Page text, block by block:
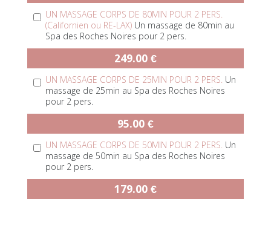
UN MASSAGE CORPS DE 80MIN POUR 2 PERS.
(Californien ou RE-LAX) Un massage de 80min au
Spa des Roches Noires pour 2 pers.
249.00 €
UN MASSAGE CORPS DE 25MIN POUR 2 PERS. Un
massage de 25min au Spa des Roches Noires
pour 2 pers.
95.00 €
UN MASSAGE CORPS DE 50MIN POUR 2 PERS. Un
massage de 50min au Spa des Roches Noires
pour 2 pers.
179.00 €